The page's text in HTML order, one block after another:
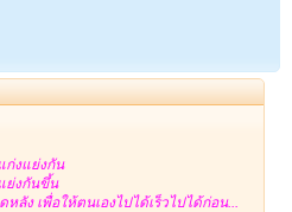
ก่งแย่งกัน
ย่งกันขึ้น
ง เพื่อให้ตนเองไปได้เร็วไปได้ก่อน...